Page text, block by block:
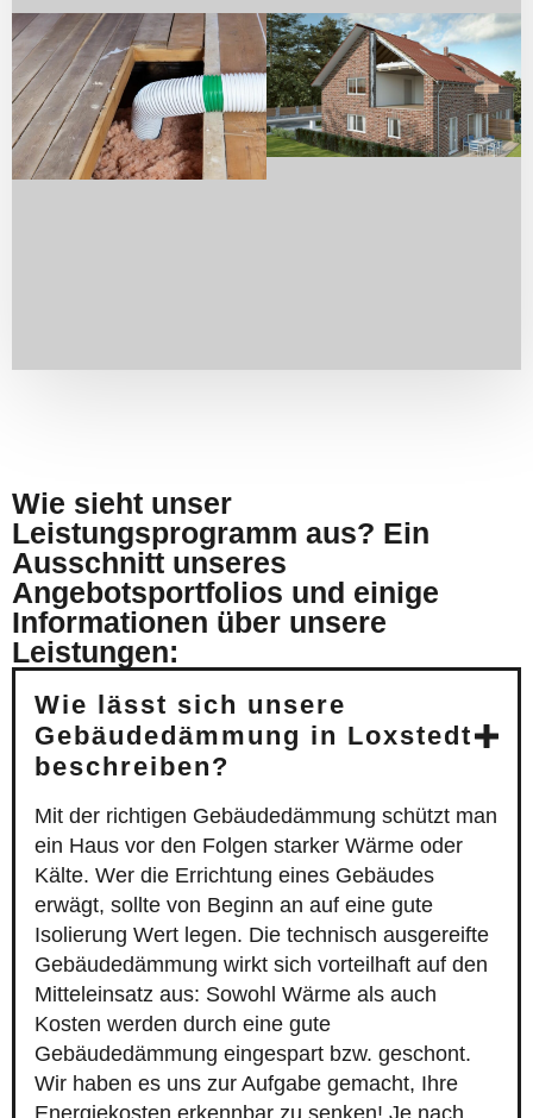
Wie sieht unser
Leistungsprogramm aus? Ein
Ausschnitt unseres
Angebotsportfolios und einige
Informationen über unsere
Leistungen:
Wie lässt sich unsere
Gebäudedämmung in Loxstedt
beschreiben?
Mit der richtigen Gebäudedämmung schützt man
ein Haus vor den Folgen starker Wärme oder
Kälte. Wer die Errichtung eines Gebäudes
erwägt, sollte von Beginn an auf eine gute
Isolierung Wert legen. Die technisch ausgereifte
Gebäudedämmung wirkt sich vorteilhaft auf den
Mitteleinsatz aus: Sowohl Wärme als auch
Kosten werden durch eine gute
Gebäudedämmung eingespart bzw. geschont.
Wir haben es uns zur Aufgabe gemacht, Ihre